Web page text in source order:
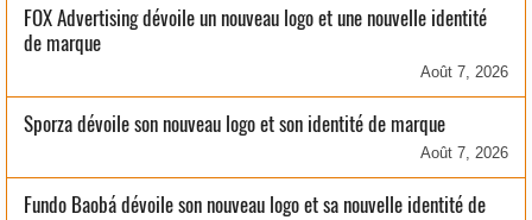
FOX Advertising dévoile un nouveau logo et une nouvelle identité
de marque
Août 7, 2026
Sporza dévoile son nouveau logo et son identité de marque
Août 7, 2026
Fundo Baobá dévoile son nouveau logo et sa nouvelle identité de